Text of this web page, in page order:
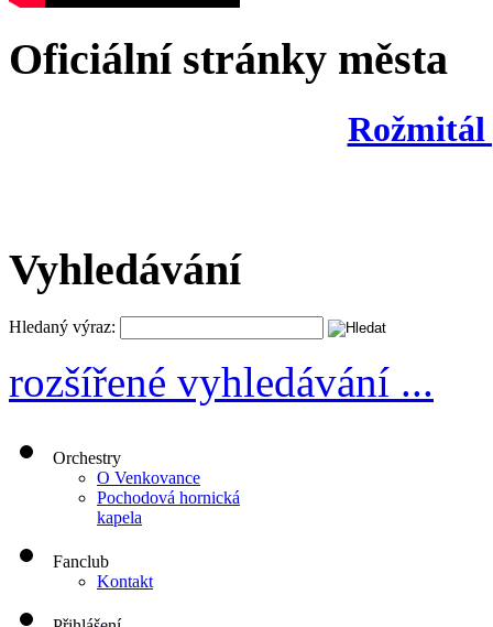
Oficiální stránky města
Rožmitál
Vyhledávání
Hledaný výraz:
rozšířené vyhledávání ...
Orchestry
O Venkovance
Pochodová hornická
kapela
Fanclub
Kontakt